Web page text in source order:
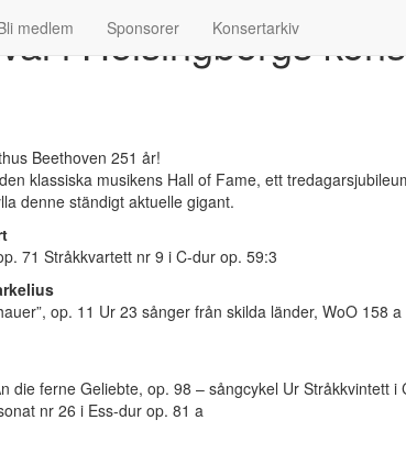
medlem Sponsorer Konsertarkiv
i Helsingborgs
klassiska musikens Hall of Fame, ett
denne ständigt aktuelle gigant.
71 Stråkkvartett nr 9 i C-dur op. 59:3
op. 11 Ur 23 sånger från skilda länder, WoO 158
die ferne Geliebte, op. 98 – sångcykel Ur Stråkkvintett i
nr 26 i Ess-dur op. 81 a